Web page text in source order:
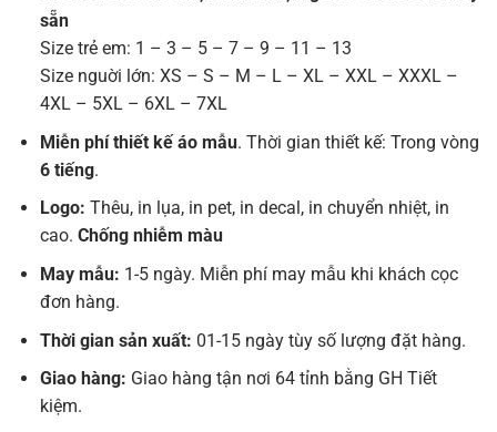
sẵn
Size trẻ em: 1 – 3 – 5 – 7 – 9 – 11 – 13
Size nguời lớn: XS – S – M – L – XL – XXL – XXXL –
4XL – 5XL – 6XL – 7XL
Miễn phí thiết kế áo mẫu. Thời gian thiết kế: Trong vòng
6 tiếng.
Logo: Thêu, in lụa, in pet, in decal, in chuyển nhiệt, in
cao. Chống nhiễm màu
May mẫu: 1-5 ngày. Miễn phí may mẫu khi khách cọc
đơn hàng.
Thời gian sản xuất: 01-15 ngày tùy số lượng đặt hàng.
Giao hàng: Giao hàng tận nơi 64 tỉnh bằng GH Tiết
kiệm.